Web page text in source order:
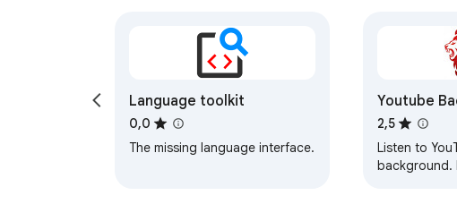
Language toolkit
0,0
The missing language interface.
Youtube
Fix
2,5
Listen to
background.